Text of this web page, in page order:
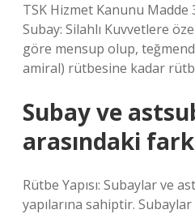
TSK Hizmet Kanunu Madde
Subay: Silahlı Kuvvetlere
göre mensup olup,
amiral) rütbesine kadar
Subay ve
arasındaki
Rütbe Yapısı: Subaylar ve
yapılarına sahiptir.